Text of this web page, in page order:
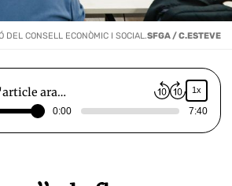
DEL CONSELL ECONÒMIC I SOCIAL.SFGA / C.ESTEVE
ara… 1x
0:00 7:40